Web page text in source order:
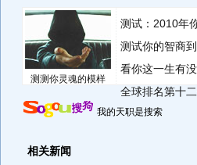
测测你灵魂的模样
测试：2010年
测试你的智商
看你这一生有
全球排名第十
我的天职是搜索
相关新闻